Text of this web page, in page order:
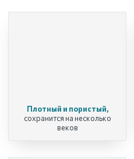
Плотный и пористый,
сохранится на несколько
веков